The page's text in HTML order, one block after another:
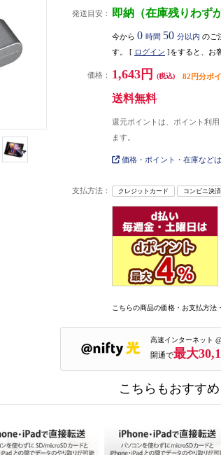
発送目安： 即納（在庫残りわずか
今から 0 時間 50 分以内 のご
す。 [ ログイン ]をすると、お
価格： 1,643円 (税込) 82円分ポ
送料無料
還元ポイントは、ポイント利
ます。
価格・ポイント・在庫など
支払方法： クレジットカード コンビニ決済
こちらの商品の価格・お支払方法
高速インターネット
開通で最大
こちらもおすすめ